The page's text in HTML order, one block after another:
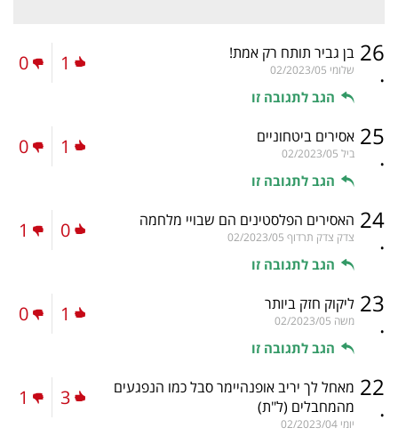
26
.
בן גביר תותח רק אמת!
שלומי 02/2023/05
הגב לתגובה זו
1
0
25
.
אסירים ביטחוניים
ביל 02/2023/05
הגב לתגובה זו
1
0
24
.
האסירים הפלסטינים הם שבויי מלחמה
צדק צדק תרדוף 02/2023/05
הגב לתגובה זו
0
1
23
.
ליקוק חזק ביותר
משה 02/2023/05
הגב לתגובה זו
1
0
22
.
מאחל לך יריב אופנהיימר סבל כמו הנפגעים
מהמחבלים (ל"ת)
יומי 02/2023/04
3
1